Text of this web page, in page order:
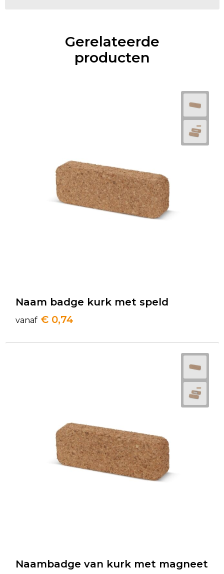
Gerelateerde
producten
Naam badge kurk met speld
vanaf € 0,74
Naambadge van kurk met magneet